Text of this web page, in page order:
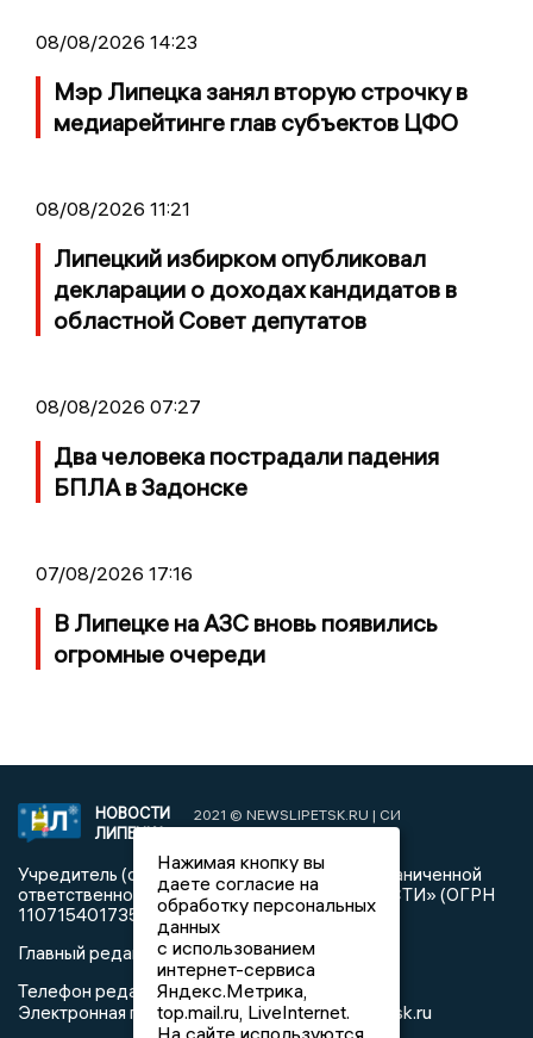
08/08/2026 14:23
Мэр Липецка занял вторую строчку в
медиарейтинге глав субъектов ЦФО
08/08/2026 11:21
Липецкий избирком опубликовал
декларации о доходах кандидатов в
областной Совет депутатов
08/08/2026 07:27
Два человека пострадали падения
БПЛА в Задонске
07/08/2026 17:16
В Липецке на АЗС вновь появились
огромные очереди
НОВОСТИ
ЛИПЕЦКА
2021 © NEWSLIPETSK.RU | СИ
Учредитель (соучредители): Общество с ограниченной
ответственностью «РЕГИОНАЛЬНЫЕ НОВОСТИ» (ОГРН
1107154017354)
Главный редактор: Герцог Е.Г.
Телефон редакции: +7 903 699 9427
Электронная почта редакции:info@newslipetsk.ru
Нажимая кнопку вы
даете согласие на
обработку персональных
данных
с использованием
интернет-сервиса
Яндекс.Метрика,
top.mail.ru, LiveInternet.
На сайте используются